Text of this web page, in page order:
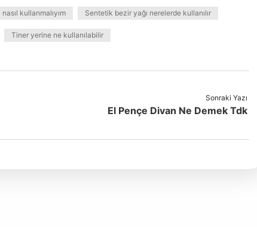
kullanmalıyım Sentetik bezir yağı nerelerde kullanılır
Tiner yerine ne kullanılabilir
Sonraki Yazı
El Pençe Divan Ne Demek Tdk